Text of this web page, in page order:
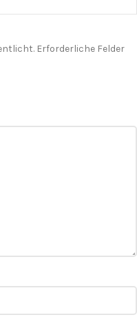
Erforderliche Felder